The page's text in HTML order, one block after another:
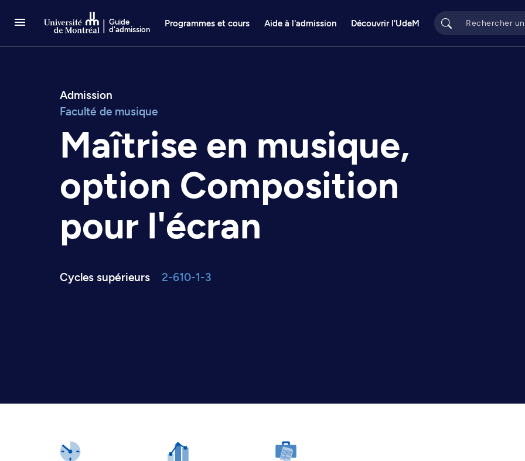
Guide
d'admission
Programmes et cours Aide à l'admission Découvrir l'UdeM
Admission
Faculté de musique
Maîtrise en musique,
option Composition
pour l'écran
Cycles supérieurs 2-610-1-3